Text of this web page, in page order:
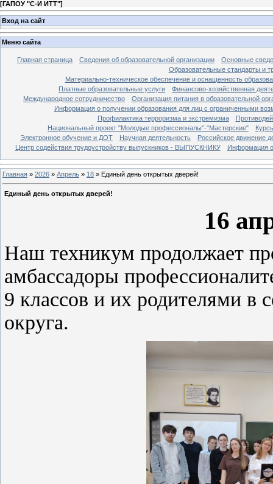
[ГАПОУ "С-И ИТТ"]
Вход на сайт
Меню сайта
Главная страница Сведения об образовательной организации
Основные
Образовательные стандарты и
Материально-техническое обеспечение и оснащенность
Платные образовательные услуги
Финансово-хозяйственная
Международное сотрудничество
Организация питания в образовательной
Информация о получении образования для лиц с ограниченными
Профилактика терроризма и экстремизма
Национальный проект "Молодые профессионалы"-"Мастерские"
Электронное обучение и ДОТ
Научная деятельность
Российское движение
Центр содействия трудоустройству выпускников - ВЫПУСКНИКУ
Информация о
Главная » 2026 » Апрель » 18 » Единый день открытых дверей!
Единый день открытых дверей!
16
Наш техникум продолжает
амбассадоры
9 классов и их родителями в
округа.